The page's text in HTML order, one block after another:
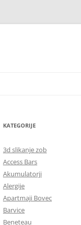
KATEGORIJE
3d slikanje zob
Access Bars
Akumulatorji
Alergije
Apartmaji Bovec
Barvice
Beneteau